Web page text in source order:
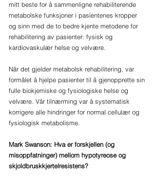
mitt beste for å sammenligne rehabiliterende
metabolske funksjoner i pasientenes kropper
og sinn med de to bedre kjente metodene for
rehabilitering av pasienter: fysisk og
kardiovaskulær helse og velvære.
Når det gjelder metabolsk rehabilitering, var
formålet å hjelpe pasienter til å gjenopprette sin
fulle biokjemiske og fysiologiske helse og
velvære. Vår tilnærming var å systematisk
korrigere alle hindringer for normal cellulær og
fysiologisk metabolisme.
Mark Swanson: Hva er forskjellen (og
misoppfatninger) mellom hypotyreose og
skjoldbruskkjertelresistens?